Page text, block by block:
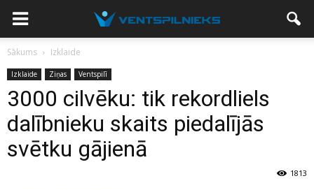
Sākums Izklaide
Izklaide Ziņas Ventspilī
3000 cilvēku: tik rekordliels
dalībnieku skaits piedalījās
svētku gājienā
1813